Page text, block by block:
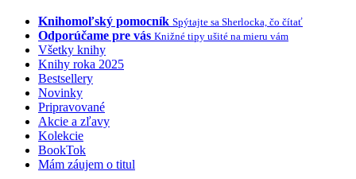
Knihomoľský pomocník Spýtajte sa Sherlocka, čo čítať
Odporúčame pre vás Knižné tipy ušité na mieru vám
Všetky knihy
Knihy roka 2025
Bestsellery
Novinky
Pripravované
Akcie a zľavy
Kolekcie
BookTok
Mám záujem o titul